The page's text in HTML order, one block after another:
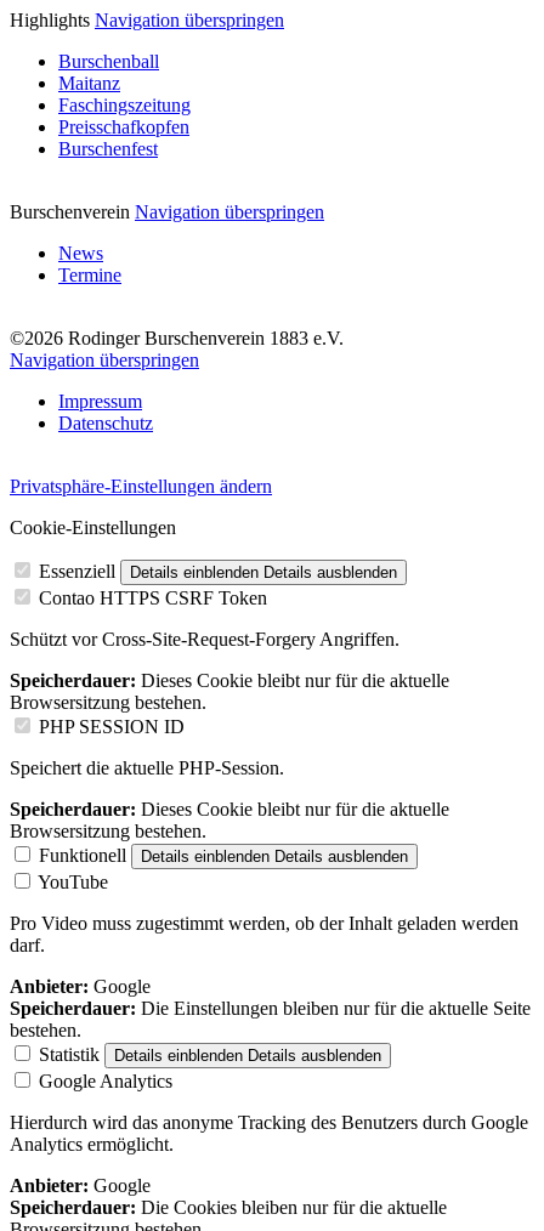
Highlights Navigation überspringen
Burschenball
Maitanz
Faschingszeitung
Preisschafkopfen
Burschenfest
Burschenverein Navigation überspringen
News
Termine
©2026 Rodinger Burschenverein 1883 e.V.
Navigation überspringen
Impressum
Datenschutz
Privatsphäre-Einstellungen ändern
Cookie-Einstellungen
Essenziell Details einblenden Details ausblenden
Contao HTTPS CSRF Token
Schützt vor Cross-Site-Request-Forgery Angriffen.
Speicherdauer: Dieses Cookie bleibt nur für die aktuelle
Browsersitzung bestehen.
PHP SESSION ID
Speichert die aktuelle PHP-Session.
Speicherdauer: Dieses Cookie bleibt nur für die aktuelle
Browsersitzung bestehen.
Funktionell
Details einblenden Details ausblenden
YouTube
Pro Video muss zugestimmt werden, ob der Inhalt geladen werden
darf.
Anbieter: Google
Speicherdauer: Die Einstellungen bleiben nur für die aktuelle Seite
bestehen.
Statistik
Details einblenden Details ausblenden
Google Analytics
Hierdurch wird das anonyme Tracking des Benutzers durch Google
Analytics ermöglicht.
Anbieter: Google
Speicherdauer: Die Cookies bleiben nur für die aktuelle